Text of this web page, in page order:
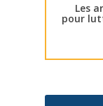
Les
pour